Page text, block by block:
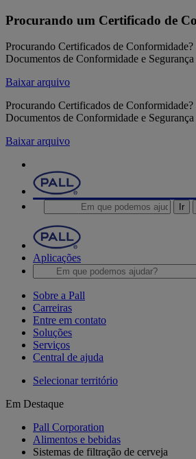
Procurando um Certificado de
Procurando Certificados de
Documentos de Conformidade e
Baixar arquivo
Procurando Certificados de
Documentos de Conformidade e
Baixar arquivo
Ir
Aplicações
Sobre a Pall
Carreiras
Entre em contato
Soluções
Serviços
Central de ajuda
Selecionar território
Em Destaque
Pall Corporation
Alimentos e bebidas
Sistemas de filtração de cerveja